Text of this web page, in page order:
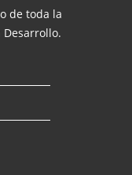
de toda la